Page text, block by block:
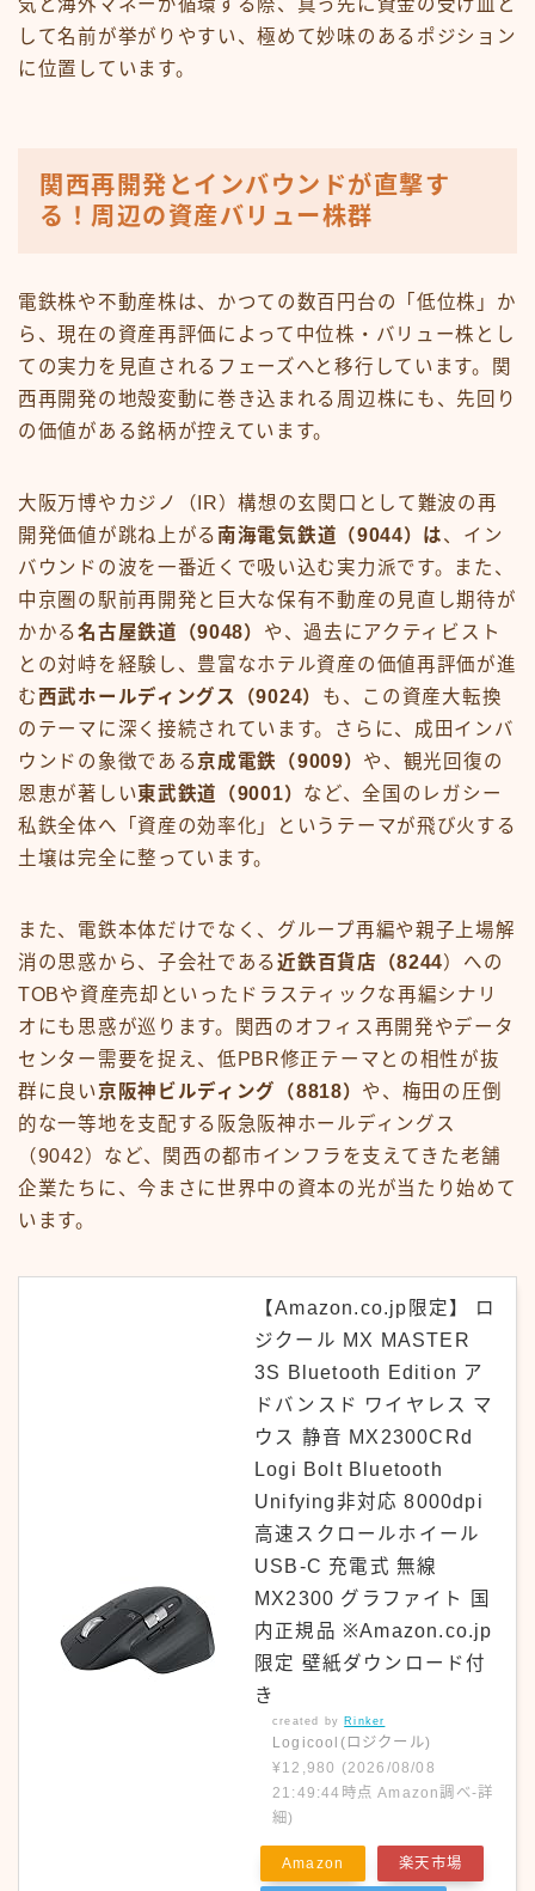
気と海外マネーが循環する際、真っ先に資金の受け皿と
して名前が挙がりやすい、極めて妙味のあるポジション
に位置しています。
関西再開発とインバウンドが直撃す
る！周辺の資産バリュー株群
電鉄株や不動産株は、かつての数百円台の「低位株」か
ら、現在の資産再評価によって中位株・バリュー株とし
ての実力を見直されるフェーズへと移行しています。関
西再開発の地殻変動に巻き込まれる周辺株にも、先回り
の価値がある銘柄が控えています。
大阪万博やカジノ（IR）構想の玄関口として難波の再
開発価値が跳ね上がる南海電気鉄道（9044）は、イン
バウンドの波を一番近くで吸い込む実力派です。また、
中京圏の駅前再開発と巨大な保有不動産の見直し期待が
かかる名古屋鉄道（9048） や、過去にアクティビスト
との対峙を経験し、豊富なホテル資産の価値再評価が進
む西武ホールディングス（9024） も、この資産大転換
のテーマに深く接続されています。さらに、成田インバ
ウンドの象徴である京成電鉄（9009） や、観光回復の
恩恵が著しい東武鉄道（9001） など、全国のレガシー
私鉄全体へ「資産の効率化」というテーマが飛び火する
土壌は完全に整っています。
また、電鉄本体だけでなく、グループ再編や親子上場解
消の思惑から、子会社である近鉄百貨店（8244）への
TOBや資産売却といったドラスティックな再編シナリ
オにも思惑が巡ります。関西のオフィス再開発やデータ
センター需要を捉え、低PBR修正テーマとの相性が抜
群に良い京阪神ビルディング（8818） や、梅田の圧倒
的な一等地を支配する阪急阪神ホールディングス
（9042）など、関西の都市インフラを支えてきた老舗
企業たちに、今まさに世界中の資本の光が当たり始めて
います。
【Amazon.co.jp限定】 ロ
ジクール MX MASTER
3S Bluetooth Edition ア
ドバンスド ワイヤレス マ
ウス 静音 MX2300CRd
Logi Bolt Bluetooth
Unifying非対応 8000dpi
高速スクロールホイール
USB-C 充電式 無線
MX2300 グラファイト 国
内正規品 ※Amazon.co.jp
限定 壁紙ダウンロード付
き
created by Rinker
Logicool(ロジクール)
¥12,980 (2026/08/08
21:49:44時点 Amazon調べ-詳
細)
Amazon 楽天市場